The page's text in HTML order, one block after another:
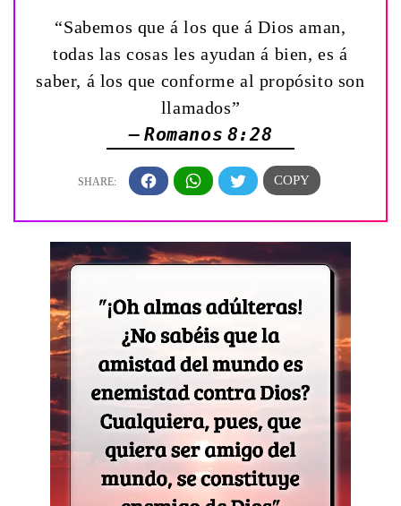
“Sabemos que á los que á Dios aman,
todas las cosas les ayudan á bien, es á
saber, á los que conforme al propósito son
llamados”
— Romanos 8:28